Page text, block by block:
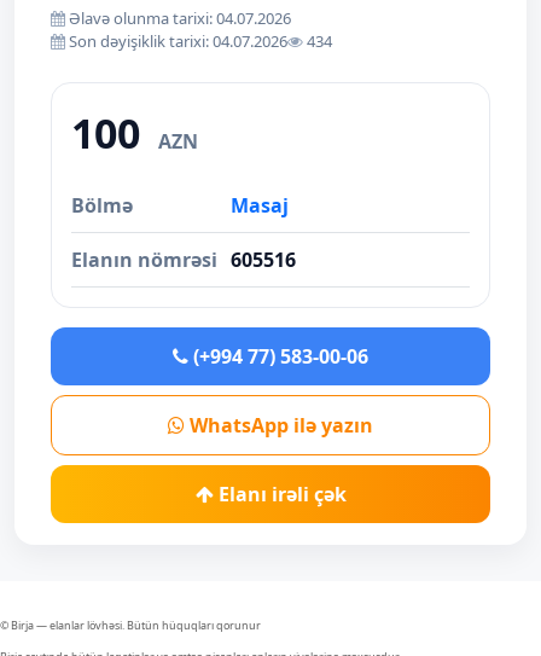
Əlavə olunma tarixi: 04.07.2026
Son dəyişiklik tarixi: 04.07.2026
434
100 AZN
Bölmə Masaj
Elanın nömrəsi 605516
(+994 77) 583-00-06
WhatsApp ilə yazın
Elanı irəli çək
© Birja — elanlar lövhəsi. Bütün hüquqları qorunur